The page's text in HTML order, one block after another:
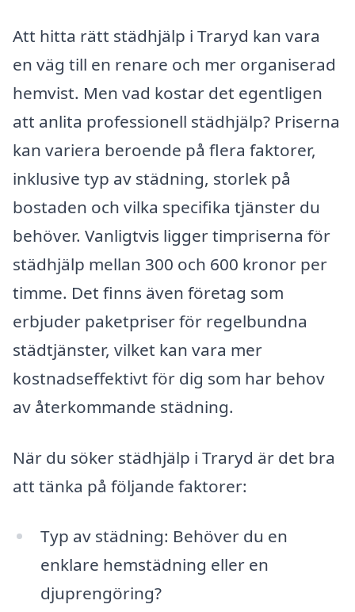
Att hitta rätt städhjälp i Traryd kan vara
en väg till en renare och mer organiserad
hemvist. Men vad kostar det egentligen
att anlita professionell städhjälp? Priserna
kan variera beroende på flera faktorer,
inklusive typ av städning, storlek på
bostaden och vilka specifika tjänster du
behöver. Vanligtvis ligger timpriserna för
städhjälp mellan 300 och 600 kronor per
timme. Det finns även företag som
erbjuder paketpriser för regelbundna
städtjänster, vilket kan vara mer
kostnadseffektivt för dig som har behov
av återkommande städning.
När du söker städhjälp i Traryd är det bra
att tänka på följande faktorer:
Typ av städning: Behöver du en
enklare hemstädning eller en
djuprengöring?